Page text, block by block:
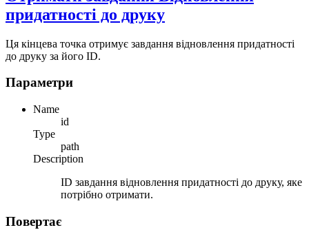
придатності до друку
Ця кінцева точка отримує завдання відновлення придатності
до друку за його ID.
Параметри
Name
id
Type
path
Description
ID завдання відновлення придатності до друку, яке
потрібно отримати.
Повертає